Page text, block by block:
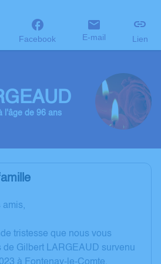
Facebook E-mail Lien
l'âge de 96 ans
amis,
tristesse que nous vous
de Gilbert LARGEAUD survenu